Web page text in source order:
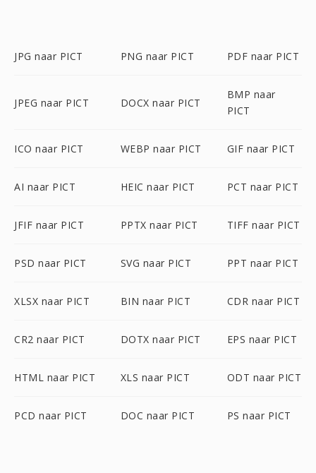
JPG naar PICT PNG naar PICT PDF naar PICT
JPEG naar PICT DOCX naar PICT
BMP naar
PICT
ICO naar PICT WEBP naar PICT GIF naar PICT
AI naar PICT HEIC naar PICT PCT naar PICT
JFIF naar PICT PPTX naar PICT TIFF naar PICT
PSD naar PICT SVG naar PICT PPT naar PICT
XLSX naar PICT BIN naar PICT CDR naar PICT
CR2 naar PICT DOTX naar PICT EPS naar PICT
HTML naar PICT XLS naar PICT ODT naar PICT
PCD naar PICT DOC naar PICT PS naar PICT